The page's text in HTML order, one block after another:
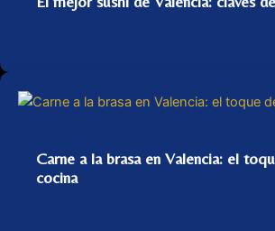
Carne a la brasa en Valencia: el
cocina